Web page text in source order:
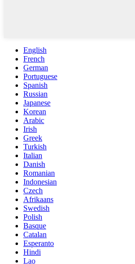
English
French
German
Portuguese
Spanish
Russian
Japanese
Korean
Arabic
Irish
Greek
Turkish
Italian
Danish
Romanian
Indonesian
Czech
Afrikaans
Swedish
Polish
Basque
Catalan
Esperanto
Hindi
Lao